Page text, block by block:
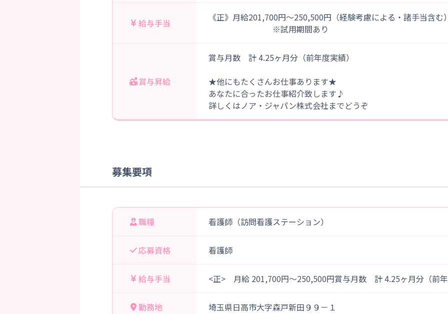
給与手当
《正》月給201,700円～250,500円（経験考慮による・諸手当含む
※試用期間あり
賞与昇給
賞与月数 計 4.25ヶ月分（前年度実績）
★他にもたくさんお仕事あります★
あなたに合ったお仕事紹介致します♪
詳しくはノア・ジャパン株式会社までどうぞ
募集要項
職種 看護師（訪問看護ステーション）
応募資格 看護師
給与手当 <正> 月給 201,700円～250,500円賞与月数 計 4.25ヶ月分（前
勤務地 埼玉県日高市大字森戸新田９９－１